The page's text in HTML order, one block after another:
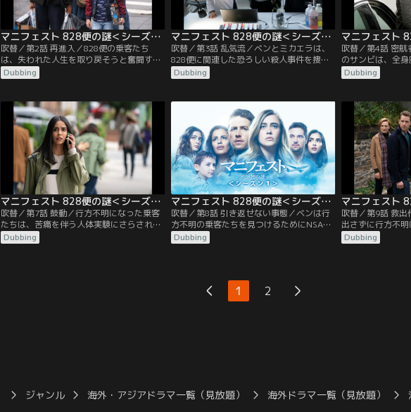
マニフェスト 828便の謎＜シーズン1＞ 第02話／吹替
吹替／第2話 再進入／828便の乗客たち
は、失われた人生を取り戻そうと奮闘する
が、その生活は政府の監視下に置かれてい
た。ミカエラは恋人で同僚のジャレッドが
に直面し、ショックを受ける。一方ベンは
同乗者のラッドに頼まれて、ラッドの息子
のえん罪事件解決に協力する。ベンの妻グ
レースと娘のオリーブは…。
Dubbing
マニフェスト 828便の謎＜シーズン1＞ 第03話／吹替
吹替／第3話 乱気流／ベンとミカエラは、
828便に関連した恐ろしい殺人事件を捜査
する。被害者のケリーは殺害される前、多
くのメディアに出演して828便について話
スが盗まれており、強盗殺人を疑って捜査
を進める。一方、ベンは自分がいなかった
間の、妻の人生を受け入れようと努力す
る。
Dubbing
吹替／第4話 密
のサンビは、全
導かれて精神科
のトーマスから
サンビはこの謎
力を求める。一
ミカエラは上司
む。
Dubbing
マニフェスト 828便の謎＜シーズン1＞ 第07話／吹替
吹替／第7話 鼓動／行方不明になった乗客
たちは、苦痛を伴う人体実験にさらされて
いたことがわかる。ベンは調査を進めるた
め、人体実験が行われていた農場の所有者
Dubbing
マニフェスト 828便の謎＜シーズン1＞ 第08話／吹替
吹替／第8話 引き返せない事態／ベンは行
方不明の乗客たちを見つけるためにNSAの
バンス副長官と協力関係を結ぶことにす
る。一方、ミカエラは緊急出動の指示を受
彼は自分が死の天使であると信じ、飛び降
り自殺をしようとしていた。
Dubbing
吹替／第9話 救
出さずに行方不
すると約束し、
けだそうと奮闘
Dubbing
1 2
ジャンル 海外・アジアドラマ一覧（見放題） 海外ドラマ一覧（見放題）